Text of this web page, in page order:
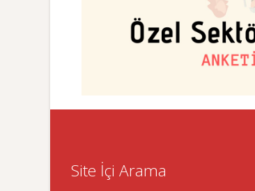
Site İçi Arama